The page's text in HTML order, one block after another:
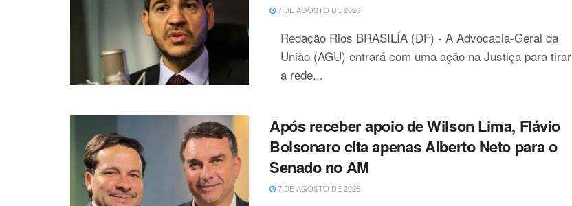
7 DE AGOSTO DE 2026
Redação Rios BRASILÍA (DF) - A Advocacia-Geral da
União (AGU) entrará com uma ação na Justiça para tirar
a rede...
Após receber apoio de Wilson Lima, Flávio
Bolsonaro cita apenas Alberto Neto para o
Senado no AM
7 DE AGOSTO DE 2026